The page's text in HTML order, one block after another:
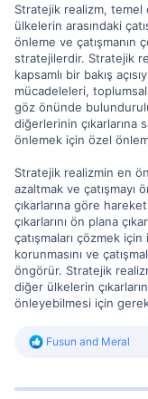
Stratejik realizm, temel
ülkelerin arasındaki
önleme ve
stratejilerdir. Stratejik
kapsamlı bir bakış
mücadeleleri,
göz önünde
diğerlerinin çıkarlarına
önlemek için özel
Stratejik realizmin en
azaltmak ve çatışmayı
çıkarlarına göre
çıkarlarını ön plana
çatışmaları çözmek için
korunmasını ve
öngörür. Stratejik
diğer ülkelerin
önleyebilmesi için
R
Fusun and Meral